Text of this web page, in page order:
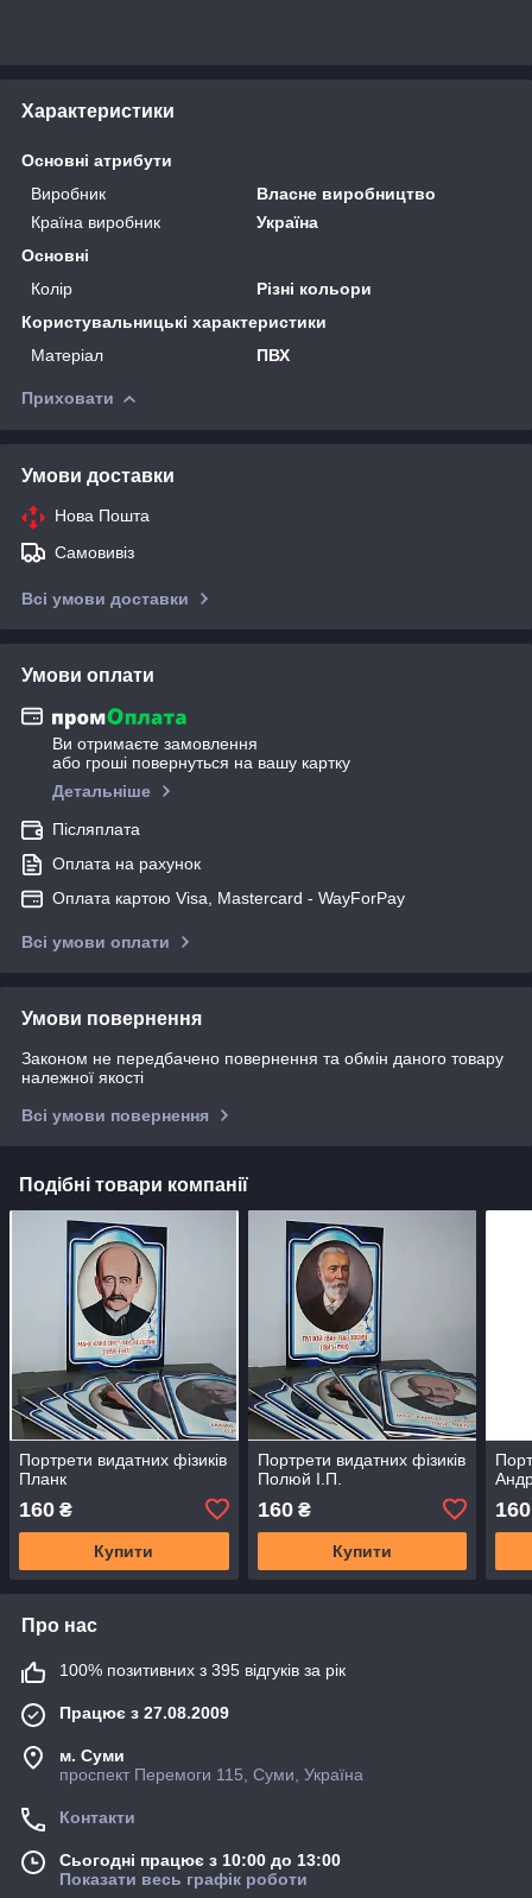
Характеристики
Основні атрибути
Виробник
Власне виробництво
Країна виробник
Україна
Основні
Колір
Різні кольори
Користувальницькі характеристики
Матеріал
ПВХ
Приховати
Умови доставки
Нова Пошта
Самовивіз
Всі умови доставки
Умови оплати
Ви отримаєте замовлення
або гроші повернуться на вашу картку
Детальніше
Післяплата
Оплата на рахунок
Оплата картою Visa, Mastercard - WayForPay
Всі умови оплати
Умови повернення
Законом не передбачено повернення та обмін даного товару
належної якості
Всі умови повернення
Подібні товари компанії
Портрети видатних фізиків
Планк
160 ₴
Купити
Портрети видатних фізиків
Полюй І.П.
160₴
Купити
160
Про нас
100% позитивних з 395 відгуків за рік
Працює з 27.08.2009
м. Суми
проспект Перемоги 115, Суми, Україна
Контакти
Сьогодні працює з 10:00 до 13:00
Показати весь графік роботи